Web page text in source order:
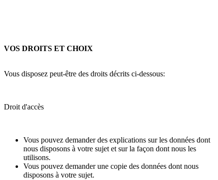
VOS DROITS ET CHOIX
Vous disposez peut-être des droits décrits ci-dessous:
Droit d'accès
Vous pouvez demander des explications sur les données dont
nous disposons à votre sujet et sur la façon dont nous les
utilisons.
Vous pouvez demander une copie des données dont nous
disposons à votre sujet.